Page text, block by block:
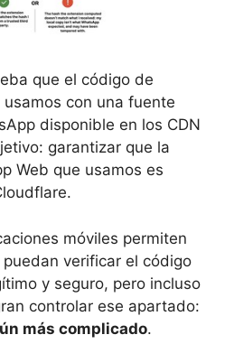
que el código de
con una fuente
disponible en los CDN
garantizar que la
Web que usamos es
móviles permiten
verificar el código
y seguro, pero incluso
controlar ese apartado:
más complicado.